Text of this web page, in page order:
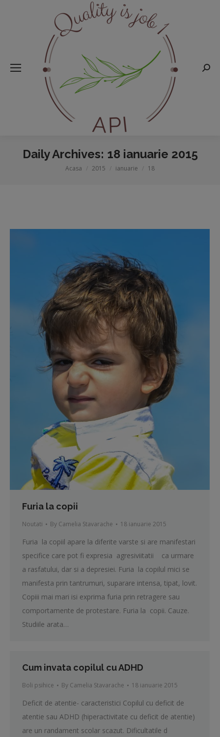
Daily Archives: 18 ianuarie 2015
You are here:
Acasa 2015 ianuarie 18
Furia la copii
Noutati By Camelia Stavarache 18 ianuarie 2015
Furia la copiil apare la diferite varste si are manifestari
specifice care pot fi expresia agresiviitatii ca urmare
a rasfatului, dar si a depresiei. Furia la copilul mici se
manifesta prin tantrumuri, suparare intensa, tipat, lovit.
Copiii mai mari isi exprima furia prin retragere sau
comportamente de protestare. Furia la copii. Cauze.
Studiile arata…
Cum invata copilul cu ADHD
Boli psihice By Camelia Stavarache 18 ianuarie 2015
Deficit de atentie- caracteristici Copilul cu deficit de
atentie sau ADHD (hiperactivitate cu deficit de atentie)
are un randament scolar scazut. Dificultatile d